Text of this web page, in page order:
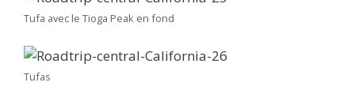
Tufa avec le Tioga Peak en fond
Tufas